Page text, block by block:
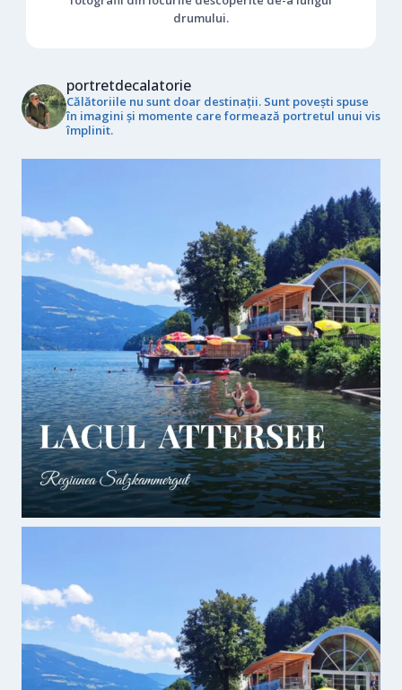
drumului.
portretdecalatorie
Călătoriile nu sunt doar destinații. Sunt povești spuse
în imagini și momente care formează portretul unui vis
împlinit.